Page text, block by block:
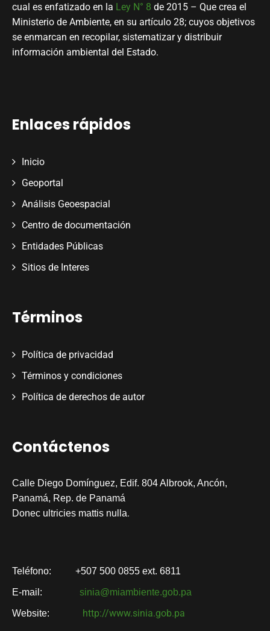
cual es enfatizado en la Ley N° 8 de 2015 – Que crea el
Ministerio de Ambiente, en su artículo 28; cuyos objetivos
se enmarcan en recopilar, sistematizar y distribuir
información ambiental del Estado.
Enlaces rápidos
Inicio
Geoportal
Análisis Geoespacial
Centro de documentación
Entidades Públicas
Sitios de Interes
Términos
Política de privacidad
Términos y condiciones
Política de derechos de autor
Contáctenos
Calle Diego Domínguez, Edif. 804 Albrook, Ancón,
Panamá, Rep. de Panamá
Donec ultricies mattis nulla.
Teléfono: +507 500 0855 ext. 6811
E-mail: sinia@miambiente.gob.pa
Website: http://www.sinia.gob.pa